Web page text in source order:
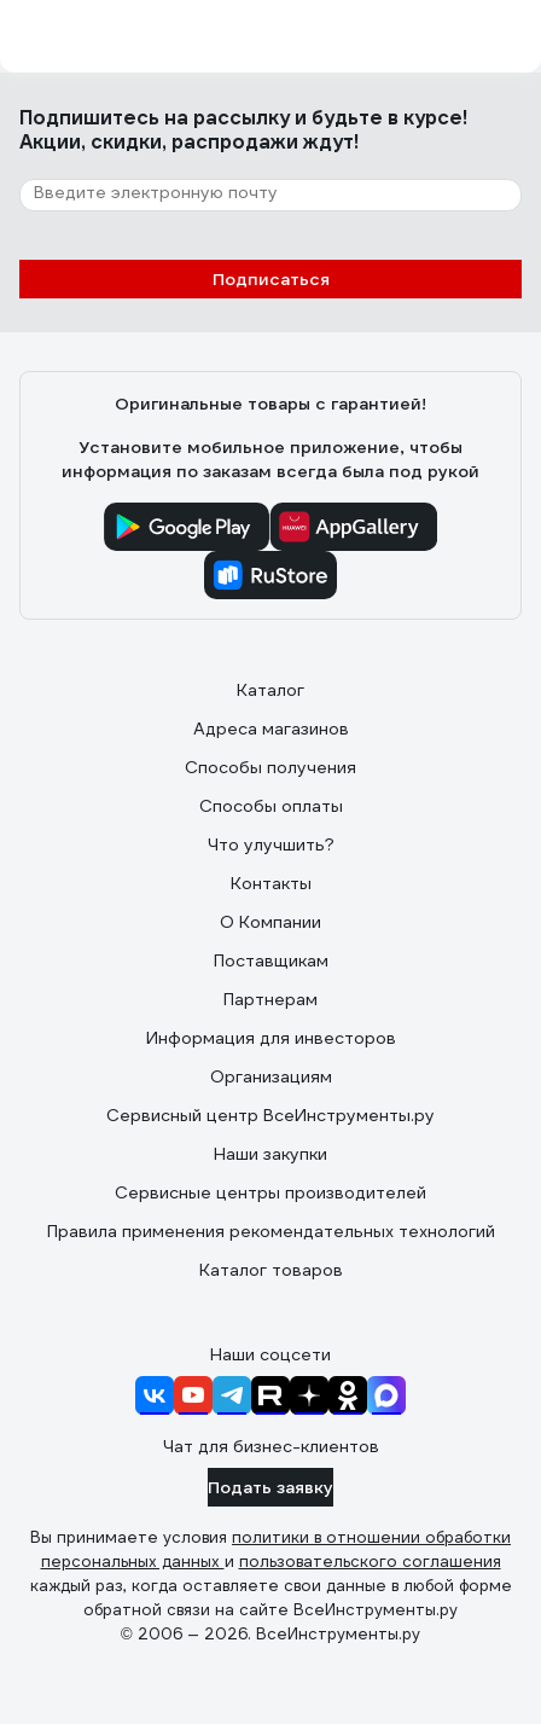
Подпишитесь на рассылкуи будьте в курсе!
Акции, скидки, распродажи ждут!
Подписаться
Оригинальные товары с гарантией!
Установите мобильное приложение, чтобы
информация по заказам всегда была под рукой
Каталог
Адреса магазинов
Способы получения
Способы оплаты
Что улучшить?
Контакты
О Компании
Поставщикам
Партнерам
Информация для инвесторов
Организациям
Сервисный центр ВсеИнструменты.ру
Наши закупки
Сервисные центры производителей
Правила применения рекомендательных технологий
Каталог товаров
Наши соцсети
Чат для бизнес-клиентов
Подать заявку
Вы принимаете условия политики в отношении обработки
персональных данных и пользовательского соглашения
каждый раз, когда оставляете свои данные в любой форме
обратной связи на сайте ВсеИнструменты.ру
© 2006 — 2026. ВсеИнструменты.ру